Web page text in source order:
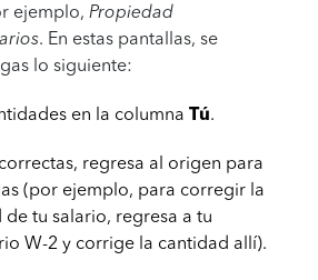
ejemplo, Propiedad
. En estas pantallas, se
lo siguiente:
en la columna Tú.
regresa al origen para
(por ejemplo, para corregir la
de tu salario, regresa a tu
W-2 y corrige la cantidad allí).